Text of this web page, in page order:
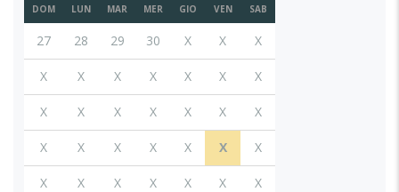
DOM LUN MAR MER GIO VEN SAB
27 28 29 30 X X X
X X X X X X X
X X X X X X X
X X X X X X X
X X X X X X X